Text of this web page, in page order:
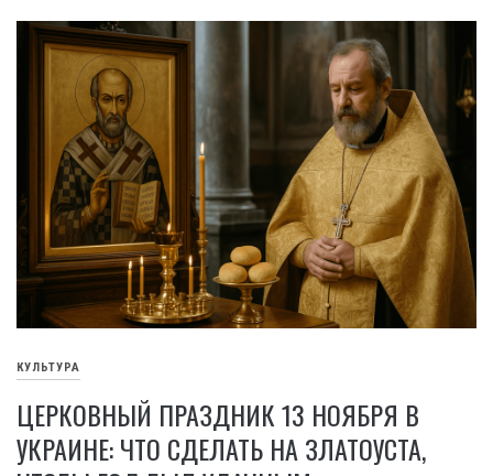
КУЛЬТУРА
ЦЕРКОВНЫЙ ПРАЗДНИК 13 НОЯБРЯ В
УКРАИНЕ: ЧТО СДЕЛАТЬ НА ЗЛАТОУСТА,